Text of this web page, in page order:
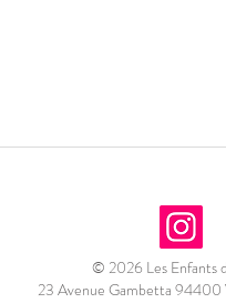
© 2026 Les Enfants
23 Avenue Gambetta